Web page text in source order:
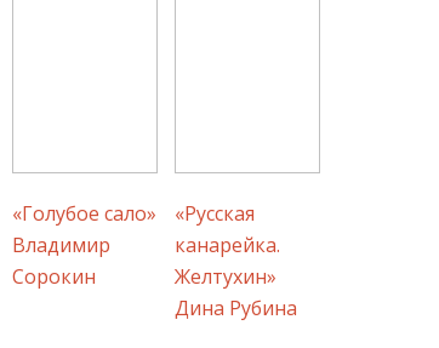
«Голубое сало»
Владимир
Сорокин
«Русская
канарейка.
Желтухин»
Дина Рубина